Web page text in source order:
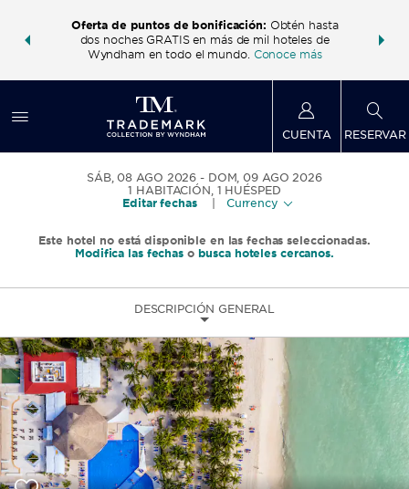
gana
total.
Oferta de puntos de bonificación: Obtén hasta
dos noches GRATIS en más de mil hoteles de
Wyndham en todo el mundo. Conoce más
puntos
CUENTA RESERVAR
SÁB, 08 AGO 2026
DOM, 09 AGO 2026
1 HABITACIÓN, 1 HUÉSPED
Editar fechas
Currency
Este hotel no está disponible en las fechas seleccionadas.
Modifica las fechaso busca hoteles cercanos.
DESCRIPCIÓN GENERAL